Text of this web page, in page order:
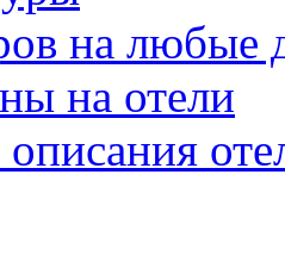
на любые
на отели